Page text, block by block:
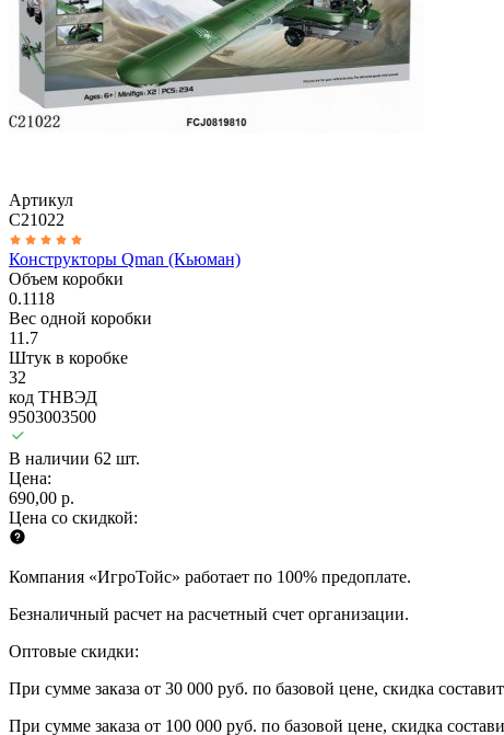
Артикул
C21022
Конструкторы Qman (Кьюман)
Объем коробки
0.1118
Вес одной коробки
11.7
Штук в коробке
32
код ТНВЭД
9503003500
В наличии 62 шт.
Цена:
690,00 р.
Цена со скидкой:
Компания «ИгроТойс» работает по 100% предоплате.
Безналичный расчет на расчетный счет организации.
Оптовые скидки:
При сумме заказа от 30 000 руб. по базовой цене, скидка
При сумме заказа от 100 000 руб. по базовой цене, скидка